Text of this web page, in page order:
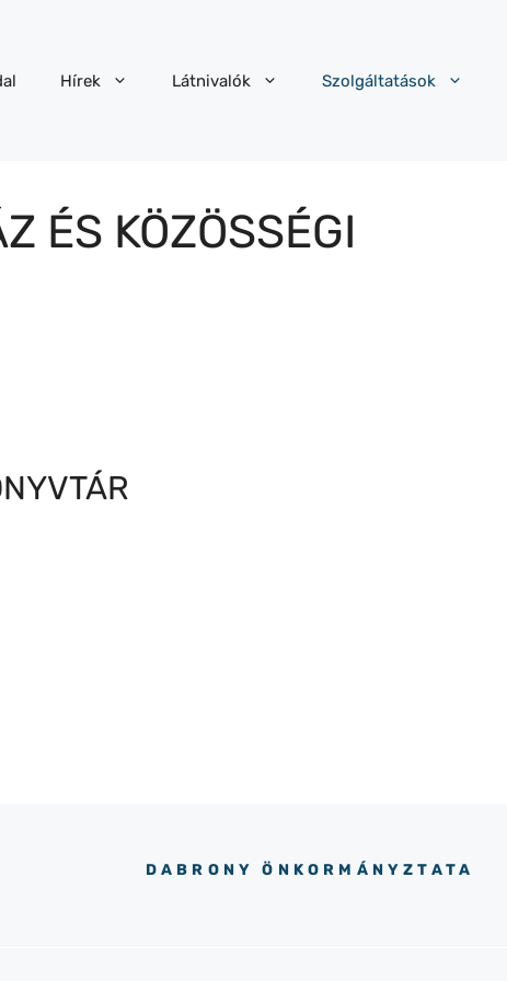
Hírek Látnivalók Szolgáltatások
ÉS KÖZÖSSÉGI
DABRONY ÖNKORMÁNYZTATA